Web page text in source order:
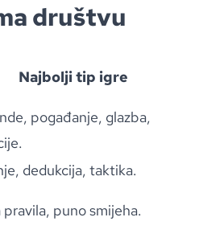
društvu
Najbolji tip igre
pogađanje, glazba,
dedukcija, taktika.
pravila, puno smijeha.